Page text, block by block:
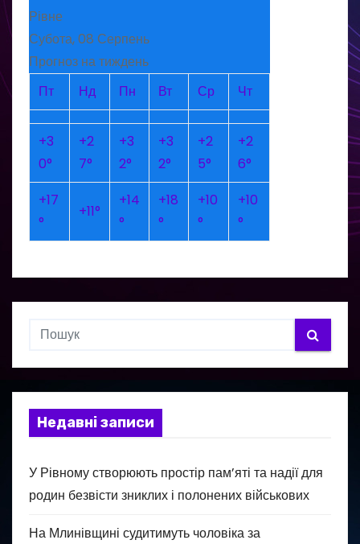
Рівне
Субота, 08 Серпень
Прогноз на тиждень
Пт
Нд Пн Вт Ср Чт
+3
0°
+2
7°
+3
2°
+3
2°
+2
5°
+2
6°
+17
°
+11°
+14
°
+18
°
+10
°
+10
°
Недавні записи
У Рівному створюють простір пам’яті та надії для
родин безвісти зниклих і полонених військових
На Млинівщині судитимуть чоловіка за